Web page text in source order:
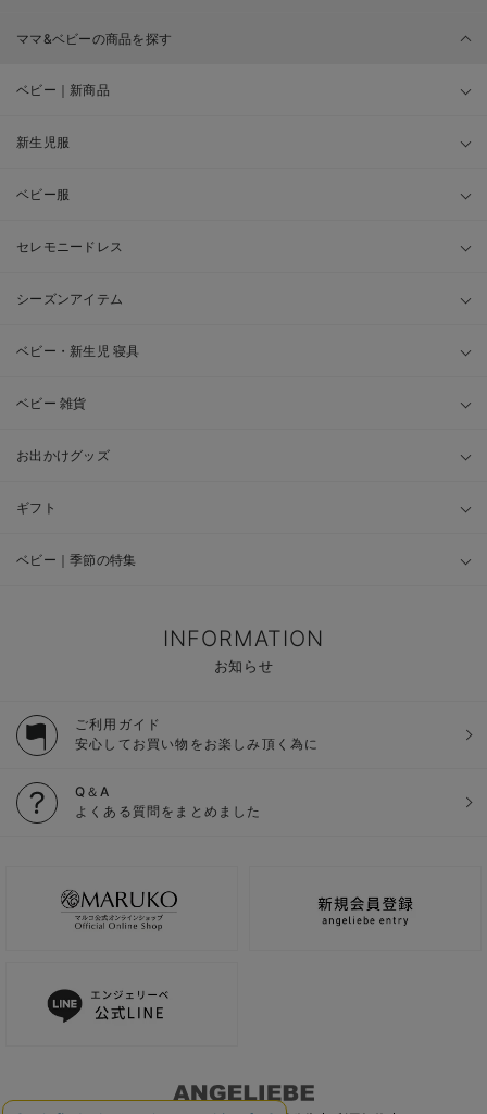
ママ&ベビーの商品を探す
ベビー｜新商品
新生児服
ベビー服
セレモニードレス
シーズンアイテム
ベビー・新生児 寝具
ベビー 雑貨
お出かけグッズ
ギフト
ベビー｜季節の特集
INFORMATION
お知らせ
ご利用ガイド
安心してお買い物をお楽しみ頂く為に
Q＆A
よくある質問をまとめました